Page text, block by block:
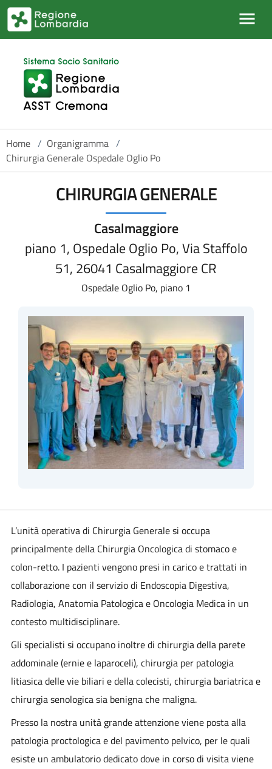
Salta al contenuto principale
Home / Organigramma /
Chirurgia Generale Ospedale Oglio Po
CHIRURGIA GENERALE
Casalmaggiore
piano 1, Ospedale Oglio Po, Via Staffolo
51, 26041 Casalmaggiore CR
Ospedale Oglio Po, piano 1
L’unità operativa di Chirurgia Generale si occupa
principalmente della Chirurgia Oncologica di stomaco e
colon-retto. I pazienti vengono presi in carico e trattati in
collaborazione con il servizio di Endoscopia Digestiva,
Radiologia, Anatomia Patologica e Oncologia Medica in un
contesto multidisciplinare.
Gli specialisti si occupano inoltre di chirurgia della parete
addominale (ernie e laparoceli), chirurgia per patologia
litiasica delle vie biliari e della colecisti, chirurgia bariatrica e
chirurgia senologica sia benigna che maligna.
Presso la nostra unità grande attenzione viene posta alla
patologia proctologica e del pavimento pelvico, per le quali
esiste un ambulatorio dedicato dove in corso di visita viene